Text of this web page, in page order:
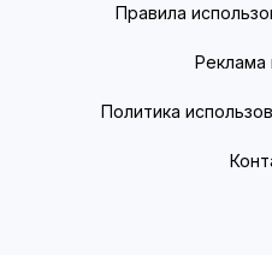
Правила
Реклама
Политика